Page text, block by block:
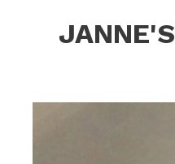
JANNE'S